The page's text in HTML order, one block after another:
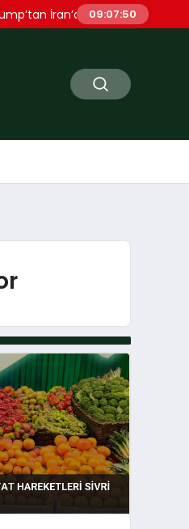
İran’a Sert Uyarı “Çok Ağır
09:07:51